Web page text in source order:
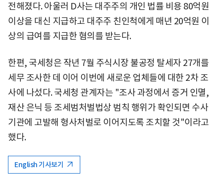
전해졌다. 아울러 D사는 대주주의 개인 법률 비용 80억원
이상을 대신 지급하고 대주주 친인척에게 매년 20억원 이
상의 급여를 지급한 혐의를 받는다.
한편, 국세청은 작년 7월 주식시장 불공정 탈세자 27개를
세무 조사한 데 이어 이번에 새로운 업체들에 대한 2차 조
사에 나섰다. 국세청 관계자는 "조사 과정에서 증거 인멸,
재산 은닉 등 조세범처벌법상 범칙 행위가 확인되면 수사
기관에 고발해 형사처벌로 이어지도록 조치할 것"이라고
했다.
English 기사보기